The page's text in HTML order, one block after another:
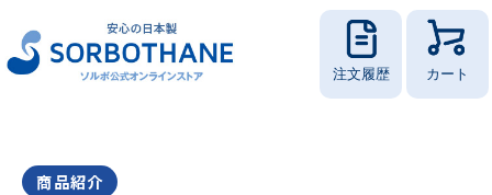
注文履歴 カート
商品紹介